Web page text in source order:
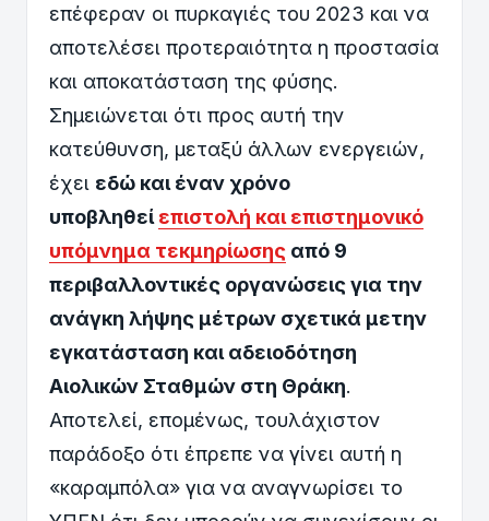
επέφεραν οι πυρκαγιές του 2023 και να
αποτελέσει προτεραιότητα η προστασία
και αποκατάσταση της φύσης.
Σημειώνεται ότι προς αυτή την
κατεύθυνση, μεταξύ άλλων ενεργειών,
έχει εδώ και έναν χρόνο
υποβληθεί επιστολή και επιστημονικό
υπόμνημα τεκμηρίωσης από 9
περιβαλλοντικές οργανώσεις για την
ανάγκη λήψης μέτρων σχετικά μετην
εγκατάσταση και αδειοδότηση
Αιολικών Σταθμών στη Θράκη.
Αποτελεί, επομένως, τουλάχιστον
παράδοξο ότι έπρεπε να γίνει αυτή η
«καραμπόλα» για να αναγνωρίσει το